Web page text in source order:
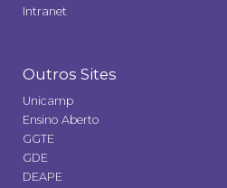
Intranet
Outros Sites
Unicamp
Ensino Aberto
GGTE
GDE
DEAPE